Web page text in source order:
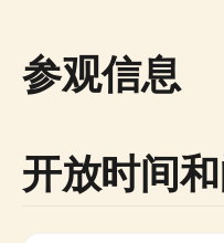
参观信息
开放时间